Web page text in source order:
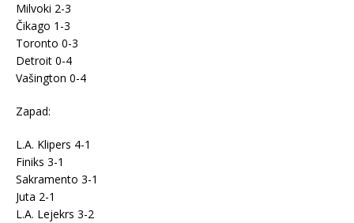
Milvoki 2-3
Čikago 1-3
Toronto 0-3
Detroit 0-4
Vašington 0-4
Zapad:
L.A. Klipers 4-1
Finiks 3-1
Sakramento 3-1
Juta 2-1
L.A. Lejekrs 3-2